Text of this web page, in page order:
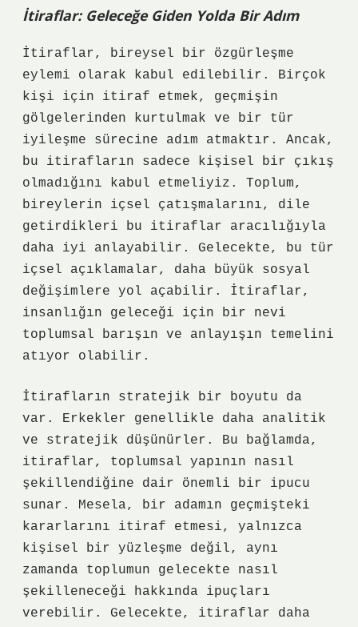
İtiraflar: Geleceğe Giden Yolda Bir Adım
İtiraflar, bireysel bir özgürleşme
eylemi olarak kabul edilebilir. Birçok
kişi için itiraf etmek, geçmişin
gölgelerinden kurtulmak ve bir tür
iyileşme sürecine adım atmaktır. Ancak,
bu itirafların sadece kişisel bir çıkış
olmadığını kabul etmeliyiz. Toplum,
bireylerin içsel çatışmalarını, dile
getirdikleri bu itiraflar aracılığıyla
daha iyi anlayabilir. Gelecekte, bu tür
içsel açıklamalar, daha büyük sosyal
değişimlere yol açabilir. İtiraflar,
insanlığın geleceği için bir nevi
toplumsal barışın ve anlayışın temelini
atıyor olabilir.
İtirafların stratejik bir boyutu da
var. Erkekler genellikle daha analitik
ve stratejik düşünürler. Bu bağlamda,
itiraflar, toplumsal yapının nasıl
şekillendiğine dair önemli bir ipucu
sunar. Mesela, bir adamın geçmişteki
kararlarını itiraf etmesi, yalnızca
kişisel bir yüzleşme değil, aynı
zamanda toplumun gelecekte nasıl
şekilleneceği hakkında ipuçları
verebilir. Gelecekte, itiraflar daha